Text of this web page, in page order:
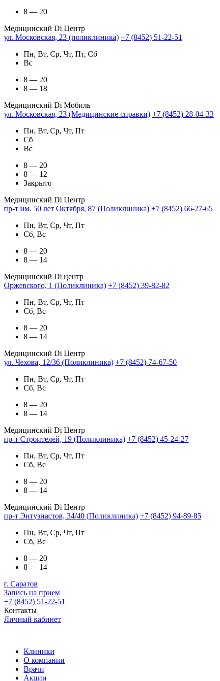
8 — 20
Медицинский Di Центр
ул. Московская, 23 (поликлиника) +7 (8452) 51-22-51
Пн, Вт, Ср, Чт, Пт, Сб
Вс
8 — 20
8 — 18
Медицинский Di Мобиль
ул. Московская, 23 (Медицинские справки) +7 (8452) 28-04-33
Пн, Вт, Ср, Чт, Пт
Сб
Вс
8 — 20
8 — 12
Закрыто
Медицинский Di Центр
пр-т им. 50 лет Октября, 87 (Поликлиника) +7 (8452) 66-27-65
Пн, Вт, Ср, Чт, Пт
Сб, Вс
8 — 20
8 — 14
Медицинский Di центр
Оржевского, 1 (Поликлиника) +7 (8452) 39-82-82
Пн, Вт, Ср, Чт, Пт
Сб, Вс
8 — 20
8 — 14
Медицинский Di Центр
ул. Чехова, 12/36 (Поликлиника) +7 (8452) 74-67-50
Пн, Вт, Ср, Чт, Пт
Сб, Вс
8 — 20
8 — 14
Медицинский Di Центр
пр-т Строителей, 19 (Поликлиника) +7 (8452) 45-24-27
Пн, Вт, Ср, Чт, Пт
Сб, Вс
8 — 20
8 — 14
Медицинский Di Центр
пр-т Энтузиастов, 34/40 (Поликлиника) +7 (8452) 94-89-85
Пн, Вт, Ср, Чт, Пт
Сб, Вс
8 — 20
8 — 14
г. Саратов
Запись на прием
+7 (8452) 51-22-51
Контакты
Личный кабинет
Клиники
О компании
Врачи
Акции